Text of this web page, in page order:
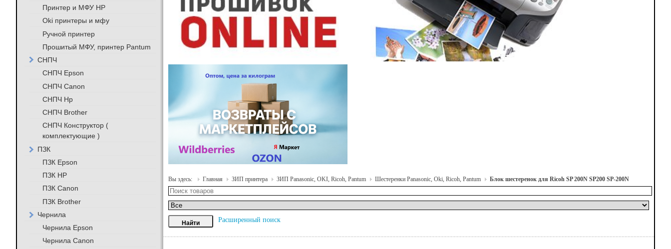
Вы здесь: Главная ЗИП принтера ЗИП Panasonic, OKI, Ricoh, Pantum Шестеренки Panasonic, Oki, Ricoh, Pantum Блок шестеренок для Ricoh SP 200N SP200 SP-200N
Расширенный поиск
Принтер и МФУ HP
Oki принтеры и мфу
Ручной принтер
Прошитый МФУ, принтер Pantum
СНПЧ
СНПЧ Epson
СНПЧ Canon
СНПЧ Hp
СНПЧ Brother
СНПЧ Конструктор (
комплектующие )
ПЗК
ПЗК Epson
ПЗК HP
ПЗК Canon
ПЗК Brother
Чернила
Чернила Epson
Чернила Canon